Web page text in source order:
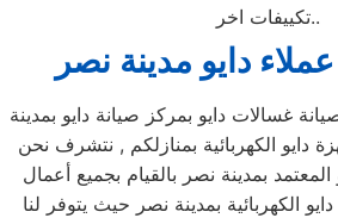
تكييفات اخر..
دايو مدينة نصر
غسالات دايو بمركز صيانة دايو بمدينة
دايو الكهربائية بمنازلكم , نتشرف نحن
بمدينة نصر بالقيام بجميع أعمال
الكهربائية بمدينة نصر حيث يتوفر لنا